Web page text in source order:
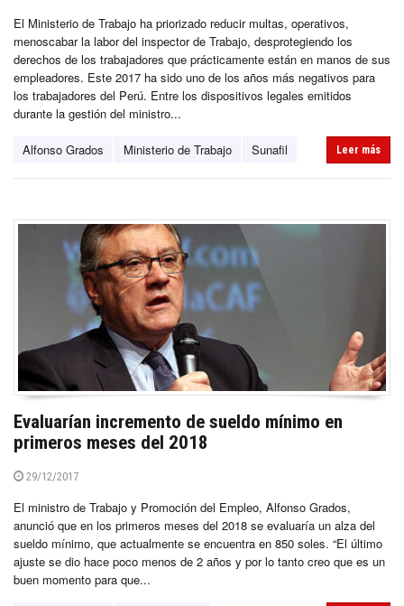
El Ministerio de Trabajo ha priorizado reducir multas, operativos,
menoscabar la labor del inspector de Trabajo, desprotegiendo los
derechos de los trabajadores que prácticamente están en manos de sus
empleadores. Este 2017 ha sido uno de los años más negativos para
los trabajadores del Perú. Entre los dispositivos legales emitidos
durante la gestión del ministro...
Alfonso Grados Ministerio de Trabajo Sunafil Leer más
Evaluarían incremento de sueldo mínimo en
primeros meses del 2018
29/12/2017
El ministro de Trabajo y Promoción del Empleo, Alfonso Grados,
anunció que en los primeros meses del 2018 se evaluaría un alza del
sueldo mínimo, que actualmente se encuentra en 850 soles. “El último
ajuste se dio hace poco menos de 2 años y por lo tanto creo que es un
buen momento para que...